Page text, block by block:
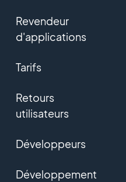
Revendeur
d'applications
Tarifs
Retours
utilisateurs
Développeurs
Développement